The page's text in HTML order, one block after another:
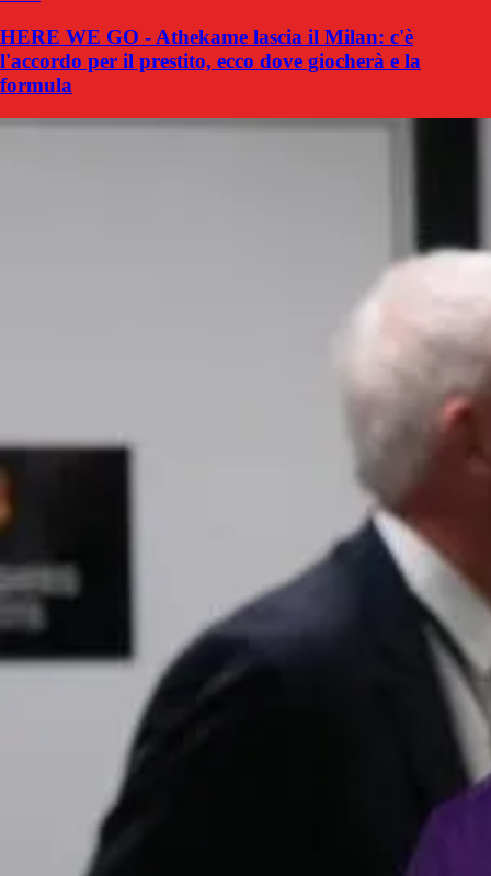
HERE WE GO - Athekame lascia il Milan: c'è
l'accordo per il prestito, ecco dove giocherà e la
formula